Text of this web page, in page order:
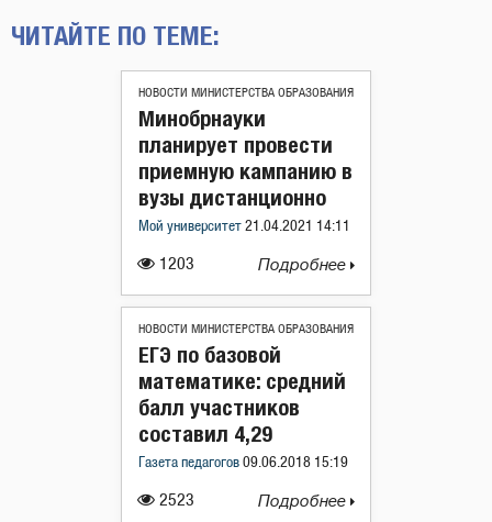
ЧИТАЙТЕ ПО ТЕМЕ:
НОВОСТИ МИНИСТЕРСТВА ОБРАЗОВАНИЯ
1203
Минобрнауки
планирует провести
приемную кампанию в
вузы дистанционно
Мой университет 21.04.2021 14:11
Подробнее
НОВОСТИ МИНИСТЕРСТВА ОБРАЗОВАНИЯ
2523
ЕГЭ по базовой
математике: средний
балл участников
составил 4,29
Газета педагогов 09.06.2018 15:19
Подробнее